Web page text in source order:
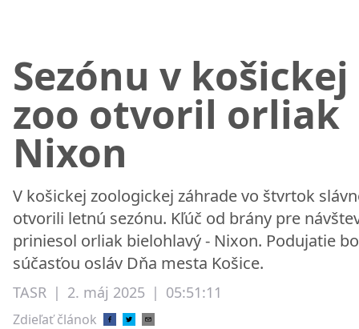
Sezónu v košickej
zoo otvoril orliak
Nixon
V košickej zoologickej záhrade vo štvrtok
otvorili letnú sezónu. Kľúč od brány pre
priniesol orliak bielohlavý - Nixon. Podujatie
súčasťou osláv Dňa mesta Košice.
TASR | 2. máj 2025 | 05:51:11
Zdieľať článok